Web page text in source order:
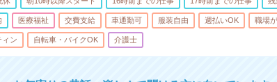
医療福祉 交費支給 車通勤可 服装自由 週払いOK 職場
ィン 自転車・バイクOK 介護士